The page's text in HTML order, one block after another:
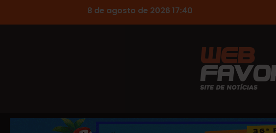
8 de agosto de 2026 17:40